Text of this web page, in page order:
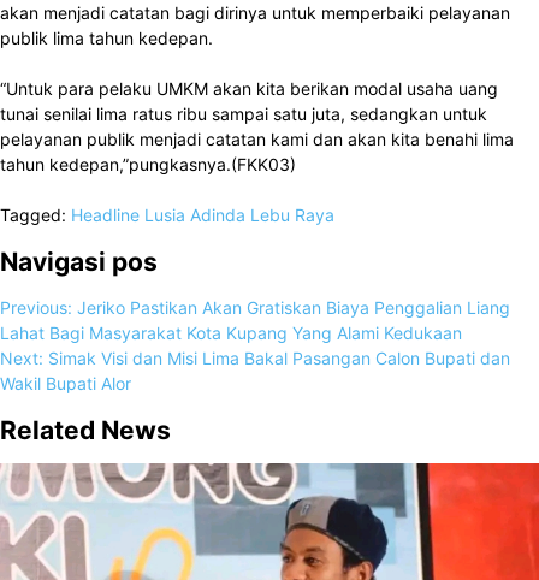
akan menjadi catatan bagi dirinya untuk memperbaiki pelayanan
publik lima tahun kedepan.
“Untuk para pelaku UMKM akan kita berikan modal usaha uang
tunai senilai lima ratus ribu sampai satu juta, sedangkan untuk
pelayanan publik menjadi catatan kami dan akan kita benahi lima
tahun kedepan,”pungkasnya.(FKK03)
Tagged: Headline Lusia Adinda Lebu Raya
Navigasi pos
Previous: Jeriko Pastikan Akan Gratiskan Biaya Penggalian Liang
Lahat Bagi Masyarakat Kota Kupang Yang Alami Kedukaan
Next: Simak Visi dan Misi Lima Bakal Pasangan Calon Bupati dan
Wakil Bupati Alor
Related News